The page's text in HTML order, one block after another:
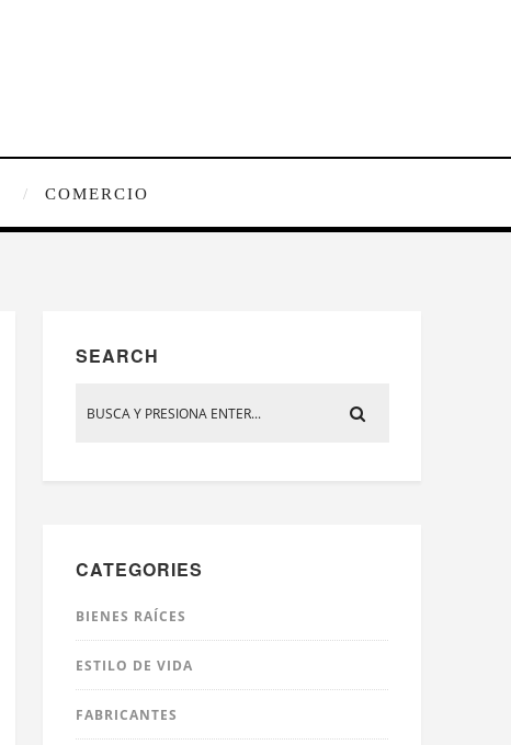
COMERCIO
SEARCH
CATEGORIES
BIENES RAÍCES
ESTILO DE VIDA
FABRICANTES